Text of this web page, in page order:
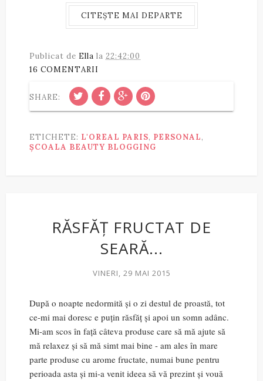
CITEȘTE MAI DEPARTE
Publicat de Ella la 22:42:00
16 COMENTARII
SHARE:
ETICHETE: L'OREAL PARIS, PERSONAL,
ȘCOALA BEAUTY BLOGGING
RĂSFĂȚ FRUCTAT DE
SEARĂ...
VINERI, 29 MAI 2015
După o noapte nedormită și o zi destul de proastă, tot
ce-mi mai doresc e puțin răsfăț și apoi un somn adânc.
Mi-am scos în față câteva produse care să mă ajute să
mă relaxez și să mă simt mai bine - am ales în mare
parte produse cu arome fructate, numai bune pentru
perioada asta și mi-a venit ideea să vă prezint și vouă